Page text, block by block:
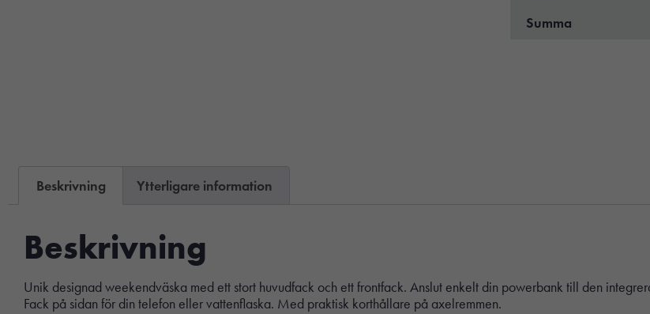
Summa
Beskrivning Ytterligare information
Beskrivning
Unik designad weekendväska med ett stort huvudfack och ett frontfack. Anslut enkelt din powerbank till den
Fack på sidan för din telefon eller vattenflaska. Med praktisk korthållare på axelremmen.